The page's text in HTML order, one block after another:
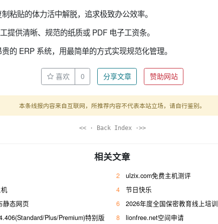
粘贴的体力活中解脱，追求极致办公效率。
提供清晰、规范的纸质或 PDF 电子工资条。
的 ERP 系统，用最简单的方式实现规范化管理。
喜欢 0 分享文章 赞助网站
本条线报内容来自互联网，所推荐内容不代表本站立场，请自行鉴别。
<< · Back Index ·>>
相关文章
2
ulzix.com免费主机测评
4
节日快乐
静态网页
6
2026年度全国保密教育线上培训
Plus/Premium)特别版
8 lionfree.net空间申请